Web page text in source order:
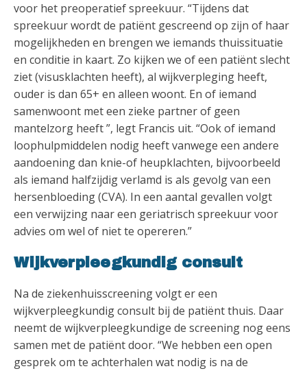
voor het preoperatief spreekuur. “Tijdens dat
spreekuur wordt de patiënt gescreend op zijn of haar
mogelijkheden en brengen we iemands thuissituatie
en conditie in kaart. Zo kijken we of een patiënt slecht
ziet (visusklachten heeft), al wijkverpleging heeft,
ouder is dan 65+ en alleen woont. En of iemand
samenwoont met een zieke partner of geen
mantelzorg heeft ”, legt Francis uit. “Ook of iemand
loophulpmiddelen nodig heeft vanwege een andere
aandoening dan knie-of heupklachten, bijvoorbeeld
als iemand halfzijdig verlamd is als gevolg van een
hersenbloeding (CVA). In een aantal gevallen volgt
een verwijzing naar een geriatrisch spreekuur voor
advies om wel of niet te opereren.”
Wijkverpleegkundig consult
Na de ziekenhuisscreening volgt er een
wijkverpleegkundig consult bij de patiënt thuis. Daar
neemt de wijkverpleegkundige de screening nog eens
samen met de patiënt door. “We hebben een open
gesprek om te achterhalen wat nodig is na de